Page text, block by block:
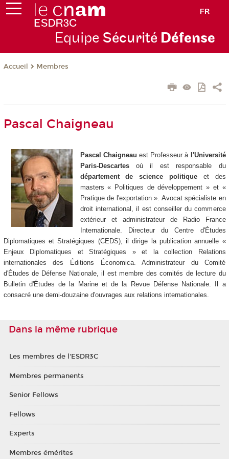
FR
Equipe Sécurité Défense
Accueil Membres
Pascal Chaigneau
Pascal Chaigneau est Professeur à l'Université
Paris-Descartesoù il est responsable du
département de science politiqueet des
masters « Politiques de développement » et «
Pratique de l'exportation ». Avocat spécialiste en
droit international, il est conseiller du commerce
extérieur et administrateur de Radio France
Internationale. Directeur du Centre d'Études
Diplomatiques et Stratégiques (CEDS), il dirige la publication annuelle «
Enjeux Diplomatiques et Stratégiques » et la collection Relations
internationales des Éditions Économica. Administrateur du Comité
d'Études de Défense Nationale, il est membre des comités de lecture du
Bulletin d'Études de la Marine et de la Revue Défense Nationale. Il a
consacré une demi-douzaine d'ouvrages aux relations internationales.
Dans la même rubrique
Les membres de l'ESDR3C
Membres permanents
Senior Fellows
Fellows
Experts
Membres émérites